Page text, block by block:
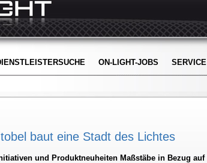
ON-LIGHT-JOBS SERVICE
baut eine Stadt des Lichtes
und Produktneuheiten Maßstäbe in Bezug auf